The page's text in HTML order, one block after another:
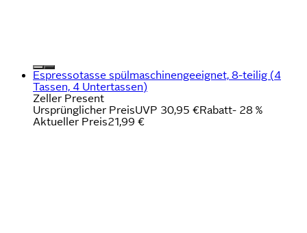
Espressotasse spülmaschinengeeignet, 8-teilig (4
Tassen, 4 Untertassen)
Zeller Present
Ursprünglicher PreisUVP 30,95 €Rabatt- 28 %
Aktueller Preis21,99 €